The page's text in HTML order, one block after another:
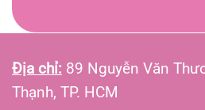
Địa chỉ: 89 Nguyễn Văn
Thạnh, TP. HCM